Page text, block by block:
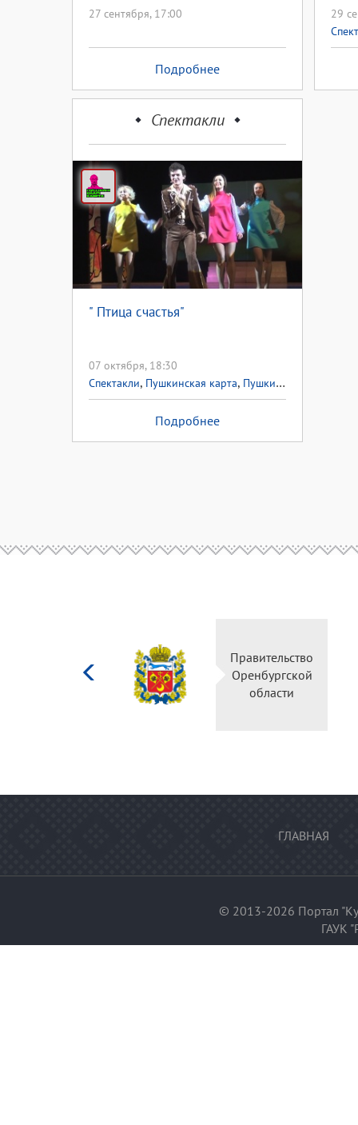
27 сентября, 17:00
Подробнее
29
Спектакли
" Птица счастья"
07 октября, 18:30
Спектакли, Пушкинская карта, Пушкинская карта
Подробнее
Правительство
Оренбургской
области
ГЛАВНАЯ
© 2013-2026 Портал
ГАУК